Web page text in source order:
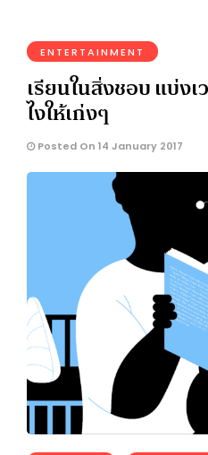
ENTERTAINMENT
เรียนในสิ่งชอบ แบ่งเ
ไงให้เก่งๆ
Posted On 14 January 2017